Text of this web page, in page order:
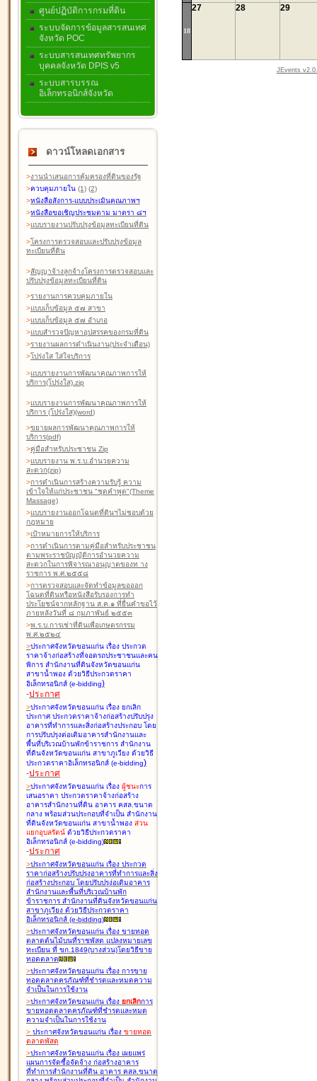
ศูนย์ปฏิบัติการกรมที่ดิน
ระบบจัดการข้อมูลสารสนเทศ
จังหวัด POC
ระบบสารสนเทศทรัพยากร
บุคคลจังหวัด DPIS v5
ระบบสารบรรณ
อิเล็กทรอนิกส์จังหวัด
ดาวน์โหลดเอกสาร
>งานนำเสนอการคุ้มครองที่ดินของรัฐ
>ควบคุมภายใน (1) (2)
>หนังสือสังการ-แบบประเมินคุณภาพฯ
>หนังสือขอเชิญประชุมตาม มาตรา ๘ฯ
>แบบรายงานปรับปรุงข้อมูลทะเบียนที่ดิน
>โครงการตรวจสอบและปรับปรุงข้อมูล
ทะเบียนที่ดิน
>สัญญาจ้างลูกจ้างโครงการตรวจสอบและ
ปรับปรุงข้อมูลทะเบียนที่ดิน
>รายงานการควบคุมภายใน
>แบบเก็บข้อมูล ๕๗ สาขา
>แบบเก็บข้อมูล ๕๗ อำเภอ
>แบบสำรวจปัญหาอุปสรรคของกรมที่ดิน
>รายงานผลการดำเนินงาน(ประจำเดือน)
>โปร่งใส ใส่ใจบริการ
>แบบรายงานการพัฒนาคุณภาพการให้
บริการ(โปร่งใส).zip
>แบบรายงานการพัฒนาคุณภาพการให้
บริการ (โปร่งใส)(word)
>ขยายผลการพัฒนาคุณภาพการให้
บริการ(pdf)
>คู่มือสำหรับประชาชน Zip
>แบบรายงาน พ.ร.บ.อำนวยความ
สะดวก(zip)
>การดำเนินการสร้างความรับรู้ ความ
เข้าใจให้แก่ประชาชน "ชุดคำพูด"(Theme
Massage)
>แบบรายงานออกโฉนดที่ดินฯไม่ชอบด้วย
กฎหมาย
>เป้าหมายการให้บริการ
>การดำเนินการตามคู่มือสำหรับประชาชน
ตามพระราชบัญญัติการอำนวยความ
สะดวกในการพิจารณาอนุญาตของท าง
ราชการ พ.ศ.๒๕๕๘
>การตรวจสอบและจัดทำข้อมูลขอออก
โฉนดที่ดินหรือหนังสือรับรองการทำ
ประโยชน์จากหลักฐาน ส.ค.๑ ที่ยื่นคำขอไว้
ภายหลังวันที่ ๘ กุมภาพันธ์ ๒๕๕๓
>พ.ร.บ.การเช่าที่ดินเพื่อเกษตรกรรม
พ.ศ.๒๕๒๔
>ประกาศจังหวัดขอนแก่น เรื่อง ประกวด
ราคาจ้างก่อสร้างที่จอดรถประชาชนและคน
พิการ สำนักงานที่ดินจังหวัดขอนแก่น
สาขาน้ำพอง ด้วยวิธีประกวดราคา
อิเล็กทรอนิกส์ (e-bidding)
-ประกาศ
>ประกาศจังหวัดขอนแก่น เรื่อง ยกเลิก
ประกาศ ประกวดราคาจ้างก่อสร้างปรับปรุง
อาคารที่ทำการและสิ่งก่อสร้างประกอบ โดย
การปรับปรุงต่อเติมอาคารสำนักงานและ
พื้นที่บริเวณบ้านพักข้าราชการ สำนักงาน
ที่ดินจังหวัดขอนแก่น สาขาภูเวียง ด้วยวิธี
ประกวดราคาอิเล็กทรอนิกส์ (e-bidding)
-ประกาศ
>ประกาศจังหวัดขอนแก่น เรื่อง ผู้ชนะการ
เสนอราคา ประกวดราคาจ้างก่อสร้าง
อาคารสำนักงานที่ดิน อาคาร คสล.ขนาด
กลาง พร้อมส่วนประกอบที่จำเป็น สำนักงาน
ที่ดินจังหวัดขอนแก่น สาขาน้ำพอง ส่วน
แยกอุบลรัตน์ ด้วยวิธีประกวดราคา
อิเล็กทรอนิกส์ (e-bidding)
-ประกาศ
>ประกาศจังหวัดขอนแก่น เรื่อง ประกวด
ราคาก่อสร้างปรับปรุงอาคารที่ทำการและสิ่ง
ก่อสร้างประกอบ โดยปรับปรุง่อเติมอาคาร
สำนักงานและพื้นที่บริเวณบ้านพัก
ข้าราชการ สำนักงานที่ดินจังหวัดขอนแก่น
สาขาภูเวียง ด้วยวิธีประกวดราคา
อิเล็กทรอนิกส์ (e-bidding)
>ประกาศจังหวัดขอนแก่น เรื่อง ขายทอด
ตลาดต้นไม้บนที่ราชพัสดุ แปลงหมายเลข
ทะเบียน ที่ ขก.1849(บางส่วน)โดยวิธีขาย
ทอดตลาด
>ประกาศจังหวัดขอนแก่น เรื่อง การขาย
ทอดตลาดครุภัณฑ์ที่ชำรุดและหมดความ
จำเป็นในการใช้งาน
>ประกาศจังหวัดขอนแก่น เรื่อง ยกเลิกการ
ขายทอดตลาดครุภัณฑ์ที่ชำรุดและหมด
ความจำเป็นในการใช้งาน
> ประกาศจังหวัดขอนแก่น เรื่อง ขายทอด
ตลาดพัสดุ
>ประกาศจังหวัดขอนแก่น เรื่อง เผยแพร่
แผนการจัดซื้อจัดจ้าง ก่อสร้างอาคาร
ที่ทำการสำนักงานที่ดิน อาคาร คสล.ขนาด
18
27 28 29
JEvents